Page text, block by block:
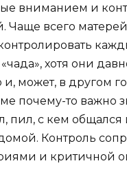
вниманием и
Чаще всего
хотя они
и, может, в другом
почему-то важно
пил, с кем общался
Контроль
и критичной